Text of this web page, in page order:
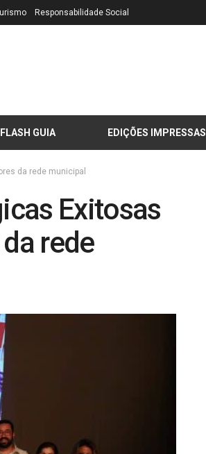
Responsabilidade Social
FLASH GUIA EDIÇÕES IMPRESSAS
da rede municipal
Exitosas
rede